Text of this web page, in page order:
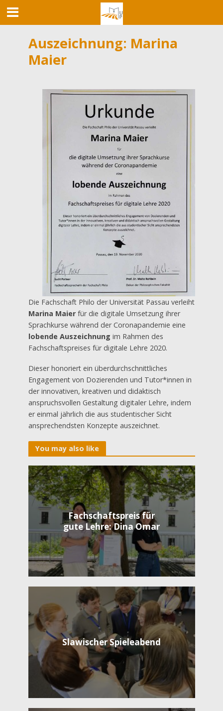
Auszeichnung: Marina
Maier
Die Fachschaft Philo der Universität Passau verleiht
Marina Maierfür die digitale Umsetzung ihrer
Sprachkurse während der Coronapandemie eine
lobende Auszeichnung im Rahmen des
Fachschaftspreises für digitale Lehre 2020.
Dieser honoriert ein überdurchschnittliches
Engagement von Dozierenden und Tutor*innen in
der innovativen, kreativen und didaktisch
anspruchsvollen Gestaltung digitaler Lehre, indem
er einmal jährlich die aus studentischer Sicht
ansprechendsten Konzepte auszeichnet.
You may also like
Fachschaftspreis für
gute Lehre: Dina Omar
Slawischer Spieleabend